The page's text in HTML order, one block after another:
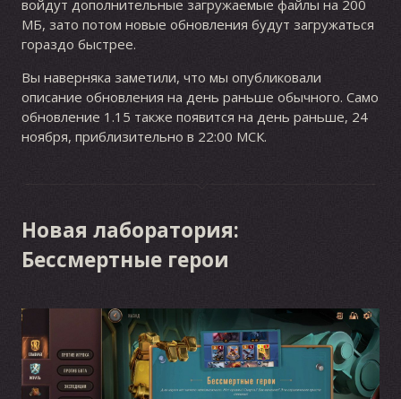
войдут дополнительные загружаемые файлы на 200
МБ, зато потом новые обновления будут загружаться
гораздо быстрее.
Вы наверняка заметили, что мы опубликовали
описание обновления на день раньше обычного. Само
обновление 1.15 также появится на день раньше, 24
ноября, приблизительно в 22:00 МСК.
Новая лаборатория:
Бессмертные герои